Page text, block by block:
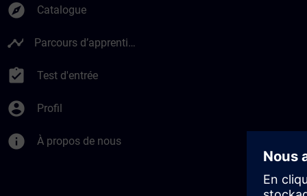
explore Catalogue
timeline Parcours d’apprentissage
assignment_turned_in Test d'entrée
account_circle Profil
info À propos de nous